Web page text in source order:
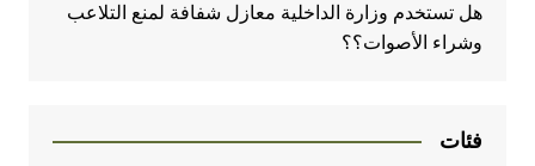
هل تستخدم وزارة الداخلية معازل شفافة لمنع التلاعب
وشراء الأصوات؟؟
فئات